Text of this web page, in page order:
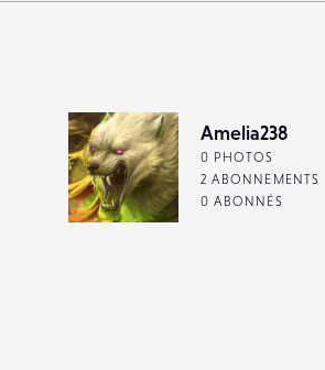
Amelia238
0 PHOTOS
2 ABONNEMENTS
0 ABONNÉS